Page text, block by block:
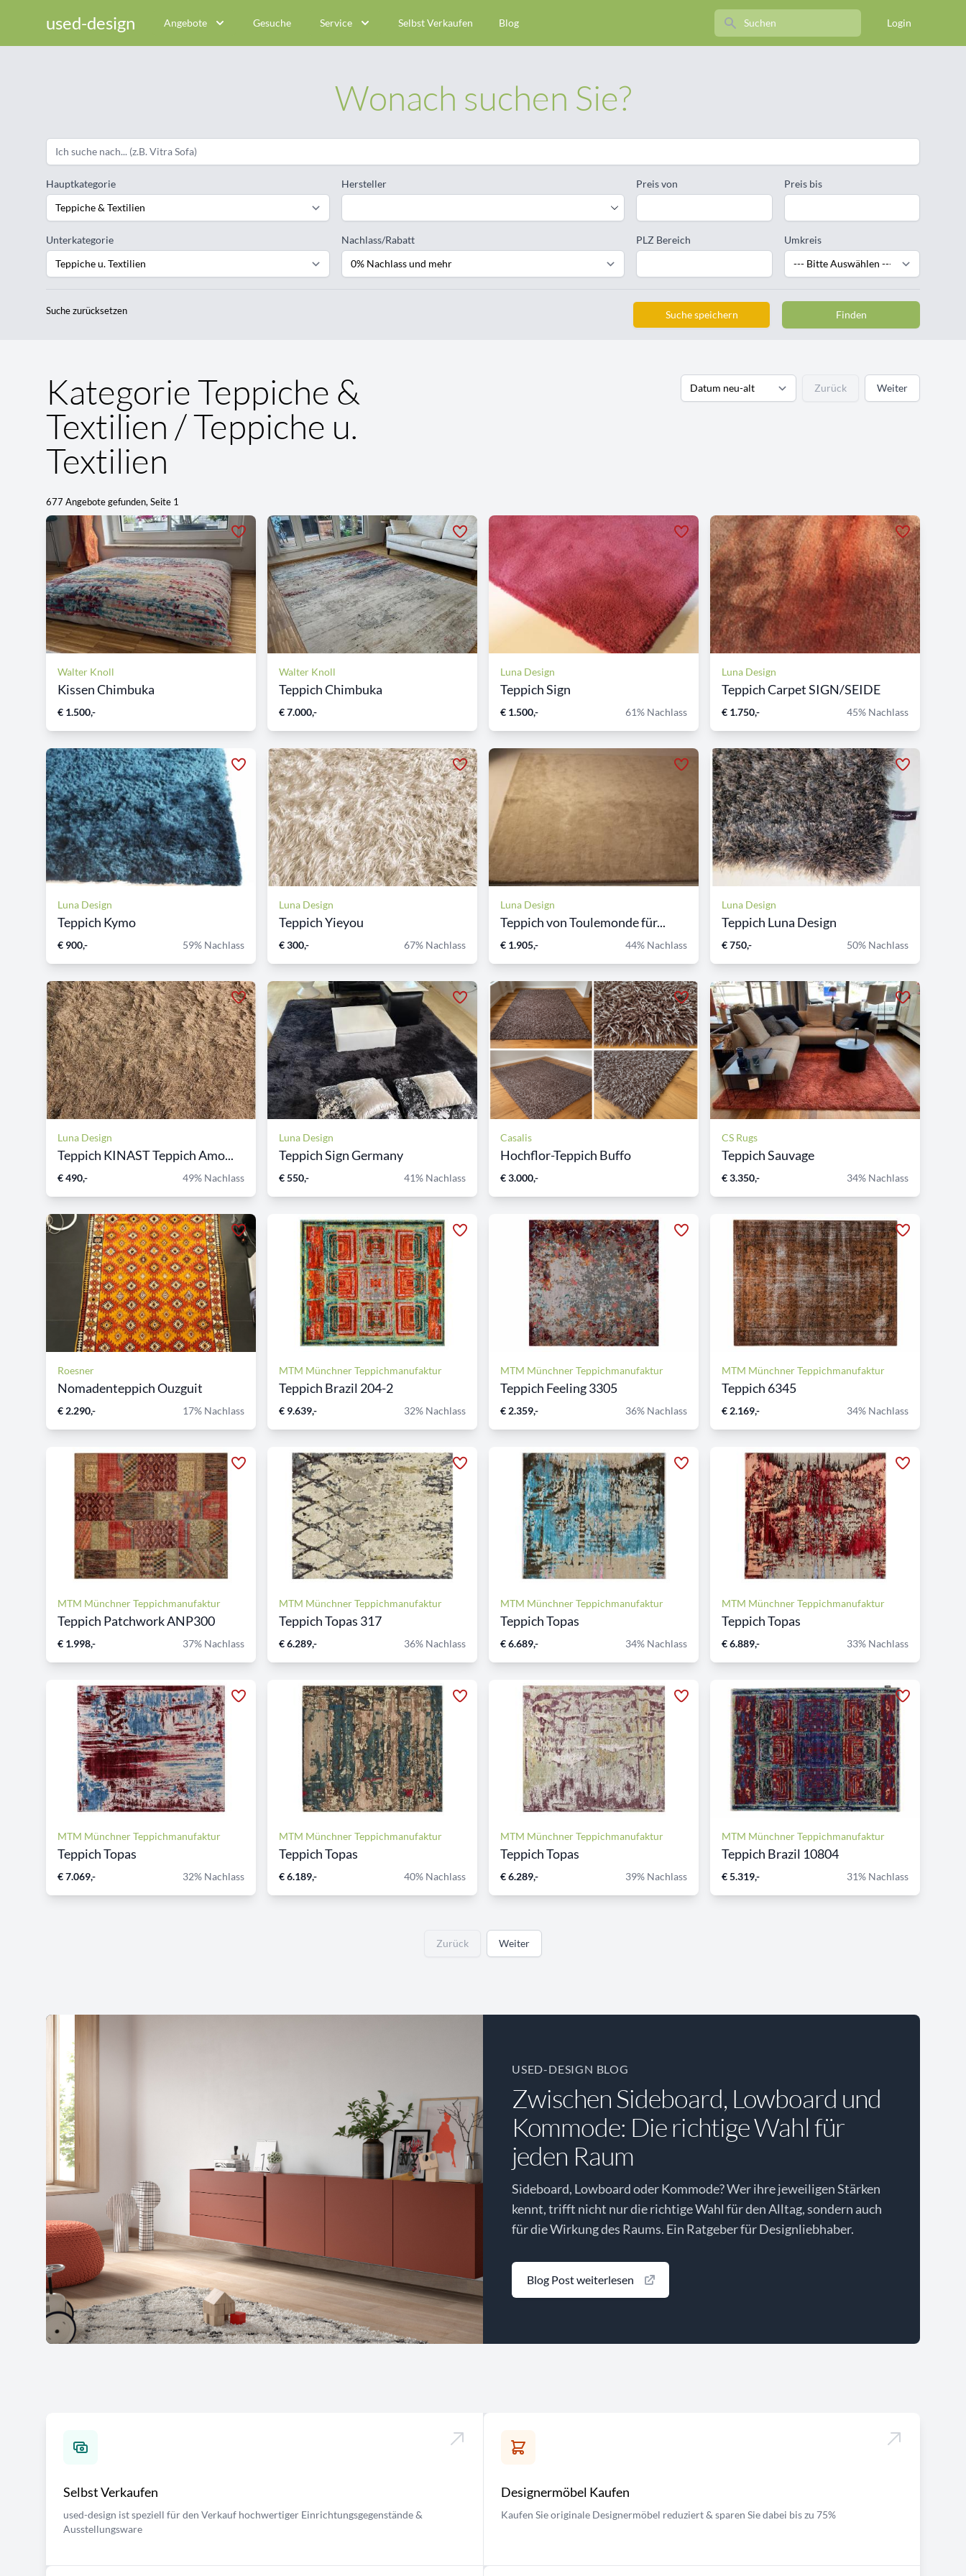
used-design Angebote Gesuche Service Selbst Verkaufen Blog Search Login
Wonach suchen Sie?
Hauptkategorie
Unterkategorie
Hersteller
Nachlass/Rabatt
Preis von Preis bis
PLZ Bereich Umkreis
Suche zurücksetzen Suche speichern Finden
Kategorie Teppiche &
Textilien / Teppiche u.
Textilien
677 Angebote gefunden, Seite 1
Zurück Weiter
Walter Knoll
Kissen Chimbuka
€ 1.500,-
Walter Knoll
Teppich Chimbuka
€ 7.000,-
Luna Design
Teppich Sign
€ 1.500,- 61% Nachlass
Luna Design
Teppich Carpet SIGN/SEIDE
€ 1.750,- 45% Nachlass
Luna Design
Teppich Kymo
€ 900,- 59% Nachlass
Luna Design
Teppich Yieyou
€ 300,- 67% Nachlass
Luna Design
Teppich von Toulemonde für...
€ 1.905,- 44% Nachlass
Luna Design
Teppich Luna Design
€ 750,- 50% Nachlass
Luna Design
Teppich KINAST Teppich Amo...
€ 490,- 49% Nachlass
Luna Design
Teppich Sign Germany
€ 550,- 41% Nachlass
Casalis
Hochflor-Teppich Buffo
€ 3.000,-
CS Rugs
Teppich Sauvage
€ 3.350,- 34% Nachlass
Roesner
Nomadenteppich Ouzguit
€ 2.290,- 17% Nachlass
MTM Münchner Teppichmanufaktur
Teppich Brazil 204-2
€ 9.639,- 32% Nachlass
MTM Münchner Teppichmanufaktur
Teppich Feeling 3305
€ 2.359,- 36% Nachlass
MTM Münchner Teppichmanufaktur
Teppich 6345
€ 2.169,- 34% Nachlass
MTM Münchner Teppichmanufaktur
Teppich Patchwork ANP300
€ 1.998,- 37% Nachlass
MTM Münchner Teppichmanufaktur
Teppich Topas 317
€ 6.289,- 36% Nachlass
MTM Münchner Teppichmanufaktur
Teppich Topas
€ 6.689,- 34% Nachlass
MTM Münchner Teppichmanufaktur
Teppich Topas
€ 6.889,- 33% Nachlass
MTM Münchner Teppichmanufaktur
Teppich Topas
€ 7.069,- 32% Nachlass
MTM Münchner Teppichmanufaktur
Teppich Topas
€ 6.189,- 40% Nachlass
MTM Münchner Teppichmanufaktur
Teppich Topas
€ 6.289,- 39% Nachlass
MTM Münchner Teppichmanufaktur
Teppich Brazil 10804
€ 5.319,- 31% Nachlass
Zurück Weiter
USED-DESIGN BLOG
Zwischen Sideboard, Lowboard und
Kommode: Die richtige Wahl für
jeden Raum
Sideboard, Lowboard oder Kommode? Wer ihre jeweiligen Stärken
kennt, trifft nicht nur die richtige Wahl für den Alltag, sondern auch
für die Wirkung des Raums. Ein Ratgeber für Designliebhaber.
Blog Post weiterlesen
Selbst Verkaufen
used-design ist speziell für den Verkauf hochwertiger Einrichtungsgegenstände &
Ausstellungsware
Designermöbel Kaufen
Kaufen Sie originale Designermöbel reduziert & sparen Sie dabei bis zu 75%